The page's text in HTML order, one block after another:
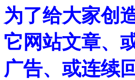
为了给大家创
它网站文章、
广告、或连续